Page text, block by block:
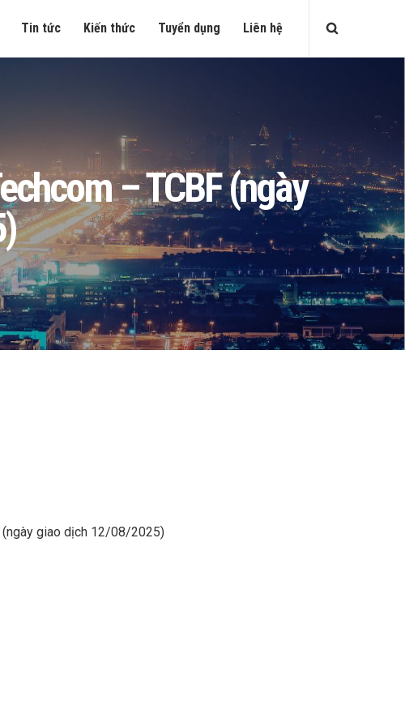
Tin tức Kiến thức Tuyển dụng Liên hệ
– TCBF (ngày
(ngày giao dịch 12/08/2025)